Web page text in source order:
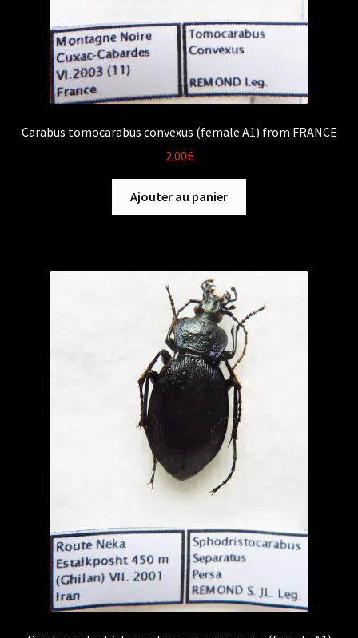
Carabus tomocarabus convexus (female A1) from FRANCE
2.00€
Ajouter au panier